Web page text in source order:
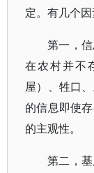
定。有几个
第一，
在农村并不
屋）、牲口
的信息即使
的主观性。
第二，